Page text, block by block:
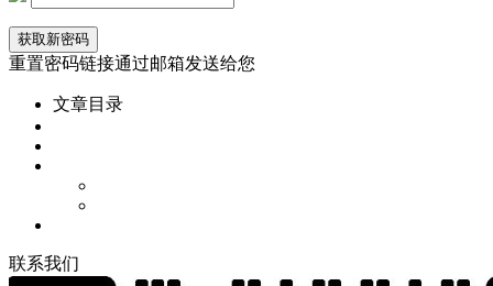
重置密码链接通过邮箱发送给您
文章目录
联系我们